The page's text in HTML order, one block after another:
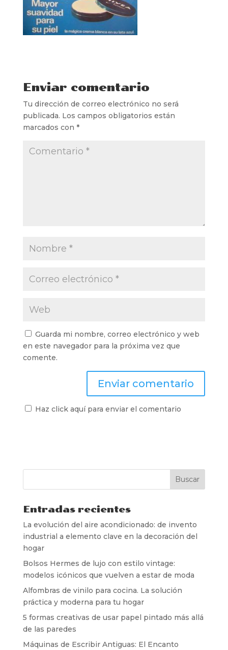
Enviar comentario
Tu dirección de correo electrónico no será
publicada. Los campos obligatorios están
marcados con *
Guarda mi nombre, correo electrónico y web
en este navegador para la próxima vez que
comente.
Haz click aquí para enviar el comentario
Entradas recientes
La evolución del aire acondicionado: de invento
industrial a elemento clave en la decoración del
hogar
Bolsos Hermes de lujo con estilo vintage:
modelos icónicos que vuelven a estar de moda
Alfombras de vinilo para cocina. La solución
práctica y moderna para tu hogar
5 formas creativas de usar papel pintado más allá
de las paredes
Máquinas de Escribir Antiguas: El Encanto